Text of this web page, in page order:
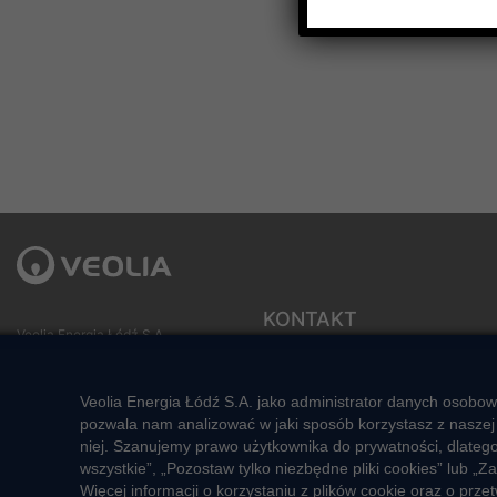
Veolia Energia Łódź S.A.
KONTAKT
Kompleksowa obsługa Klienta:
pon. – pt. godz. 7:00 – 16:00
tel.+48 22 658 58 58
(opłata zgodna z taryfą operatora)
Veolia Energia Łódź S.A. jako administrator danych
pozwala nam analizować w jaki sposób korzystasz z
niej. Szanujemy prawo użytkownika do prywatności,
wszystkie”, „Pozostaw tylko niezbędne pliki cookies” lub
Więcej informacji o korzystaniu z plików cookie oraz o